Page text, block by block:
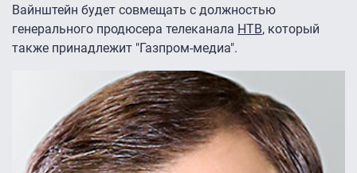
Вайнштейн будет совмещать с должностью
генерального продюсера телеканала НТВ, который
также принадлежит "Газпром-медиа".